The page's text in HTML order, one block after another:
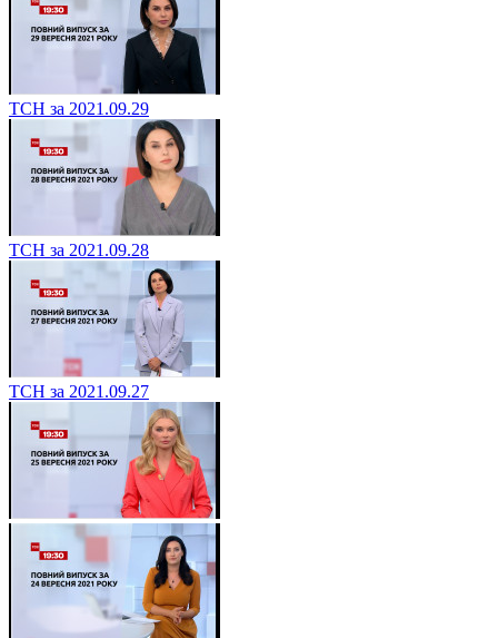
ТСН за 2021.09.29
ТСН за 2021.09.28
ТСН за 2021.09.27